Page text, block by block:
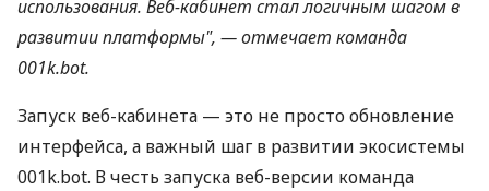
использования. Веб-кабинет стал логичным шагом в
развитии платформы", — отмечает команда
001k.bot.
Запуск веб-кабинета — это не просто обновление
интерфейса, а важный шаг в развитии экосистемы
001k.bot. В честь запуска веб-версии команда